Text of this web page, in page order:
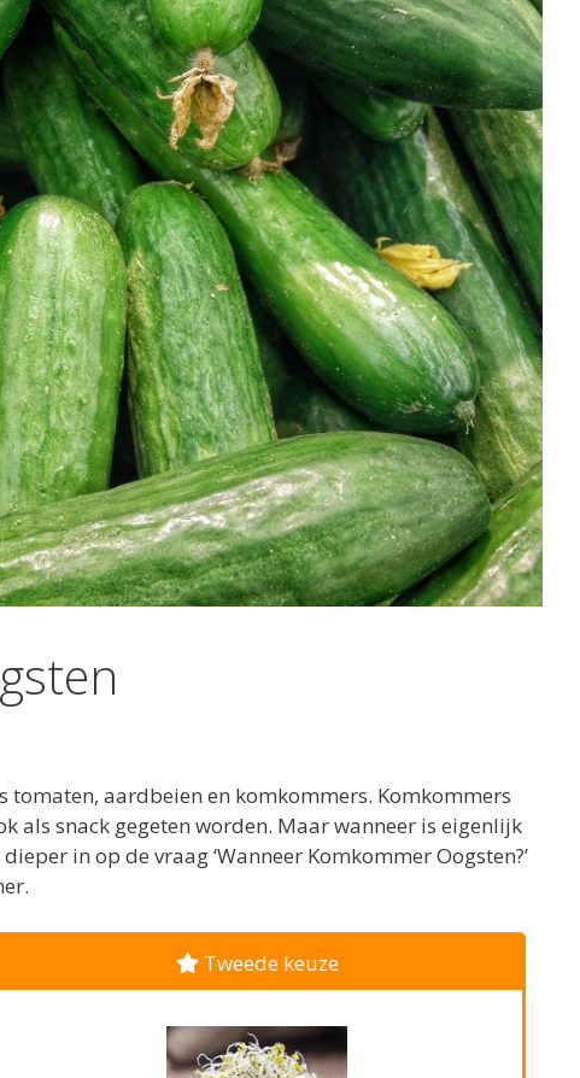
tomaten, aardbeien en komkommers. Komkommers
als snack gegeten worden. Maar wanneer is eigenlijk
in op de vraag ‘Wanneer Komkommer Oogsten?’
Tweede keuze